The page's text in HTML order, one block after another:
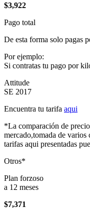
$3,922
Pago total
De esta forma solo pagas
Por ejemplo:
Si contratas tu pago por
Attitude
SE 2017
Encuentra tu tarifa aqui
*La comparación de
mercado,tomada de
tarifas aqui presentadas
Otros*
Plan forzoso
a 12 meses
$7,371